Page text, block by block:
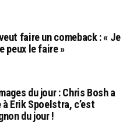
faire un comeback : « Je
peux le faire »
du jour : Chris Bosh a
Erik Spoelstra, c’est
du jour !